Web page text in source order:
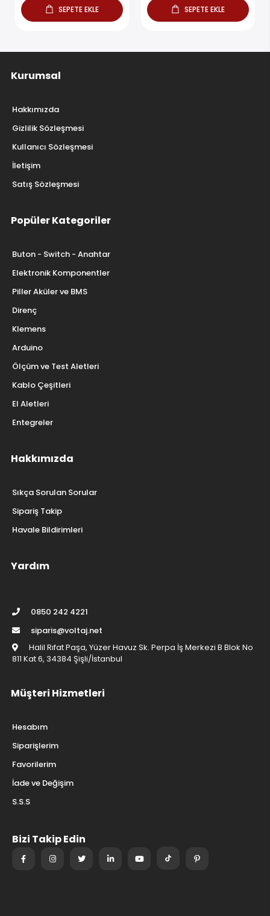
SEPETE EKLE SEPETE EKLE
Kurumsal
Hakkımızda
Gizlilik Sözleşmesi
Kullanıcı Sözleşmesi
İletişim
Satış Sözleşmesi
Popüler Kategoriler
Buton - Switch - Anahtar
Elektronik Komponentler
Piller Aküler ve BMS
Direnç
Klemens
Arduino
Ölçüm ve Test Aletleri
Kablo Çeşitleri
El Aletleri
Entegreler
Hakkımızda
Sıkça Sorulan Sorular
Sipariş Takip
Havale Bildirimleri
Yardım
0850 242 4221
siparis@voltaj.net
Halil Rıfat Paşa, Yüzer Havuz Sk. Perpa İş Merkezi B Blok No
811 Kat 6, 34384 Şişli/İstanbul
Müşteri Hizmetleri
Hesabım
Siparişlerim
Favorilerim
İade ve Değişim
S.S.S
Bizi Takip Edin